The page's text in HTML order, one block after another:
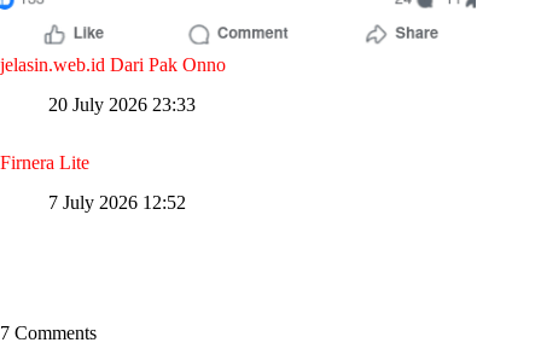
jelasin.web.id Dari Pak Onno
20 July 2026 23:33
Firnera Lite
7 July 2026 12:52
7 Comments